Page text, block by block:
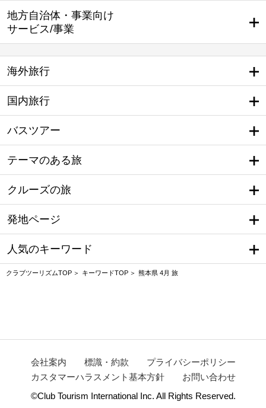
地方自治体・事業向け
サービス/事業
海外旅行
国内旅行
バスツアー
テーマのある旅
クルーズの旅
発地ページ
人気のキーワード
クラブツーリズムTOP キーワードTOP 熊本県 4月 旅
会社案内 標識・約款
プライバシーポリシー
カスタマーハラスメント基本方針
お問い合わせ
©Club Tourism International Inc. All Rights Reserved.